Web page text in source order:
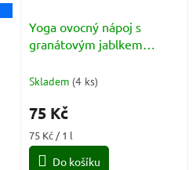
Yoga ovocný nápoj s
granátovým jablkem
Skladem (4 ks)
75 Kč
Měrná
cena:
75 Kč / 1 l
Do košíku